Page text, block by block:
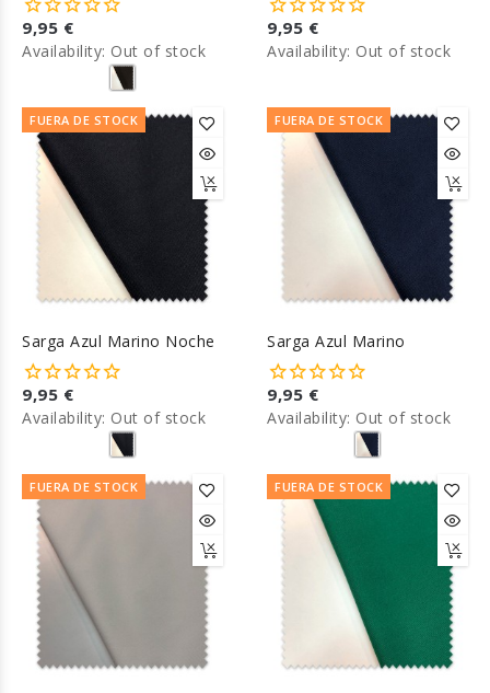
9,95 €
Availability: Out of stock
9,95 €
Availability: Out of stock
FUERA DE STOCK
Sarga Azul Marino Noche
9,95 €
Availability: Out of stock
FUERA DE STOCK
Sarga Azul Marino
9,95 €
Availability: Out of stock
FUERA DE STOCK FUERA DE STOCK